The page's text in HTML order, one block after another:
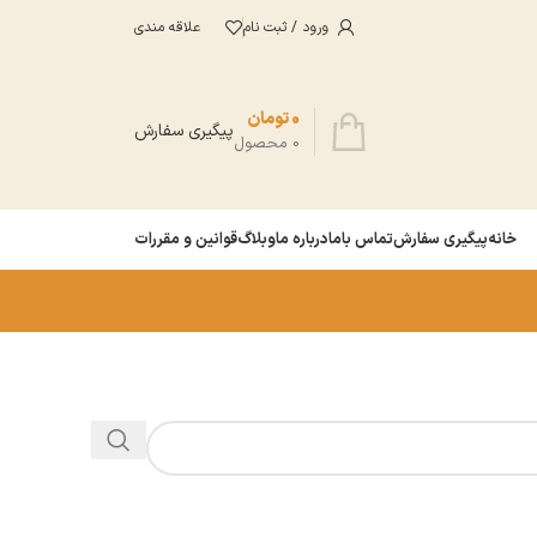
ورود / ثبت نام علاقه مندی
0 محصول
0تومان پیگیری سفارش
خانهپیگیری سفارشتماس بامادرباره ماوبلاگقوانین و مقررات